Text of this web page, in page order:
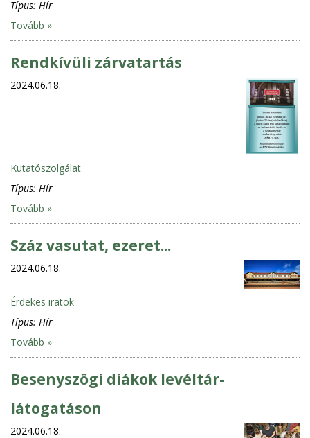
Típus: Hír
Tovább »
Rendkívüli zárvatartás
2024.06.18.
Kutatószolgálat
Típus: Hír
Tovább »
Száz vasutat, ezeret...
2024.06.18.
Érdekes iratok
Típus: Hír
Tovább »
Besenyszögi diákok levéltár-
látogatáson
2024.06.18.